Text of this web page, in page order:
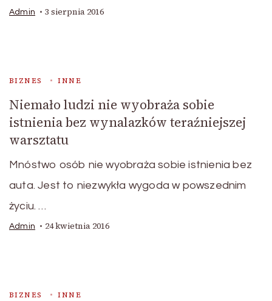
Admin 3 sierpnia 2016
BIZNES INNE
Niemało ludzi nie wyobraża sobie
istnienia bez wynalazków teraźniejszej
warsztatu
Mnóstwo osób nie wyobraża sobie istnienia bez
auta. Jest to niezwykła wygoda w powszednim
życiu. …
Admin 24 kwietnia 2016
BIZNES INNE